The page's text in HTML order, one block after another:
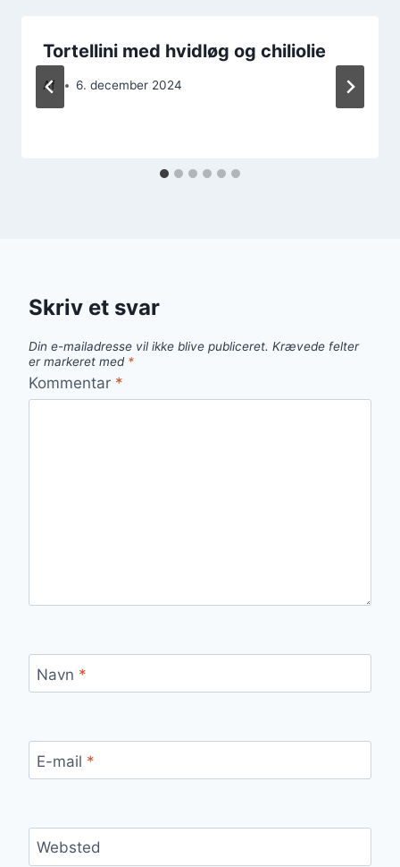
Tortellini med hvidløg og chiliolie
Af 6. december 2024
Skriv et svar
Din e-mailadresse vil ikke blive publiceret. Krævede felter
er markeret med *
Kommentar *
Navn *
E-mail *
Websted